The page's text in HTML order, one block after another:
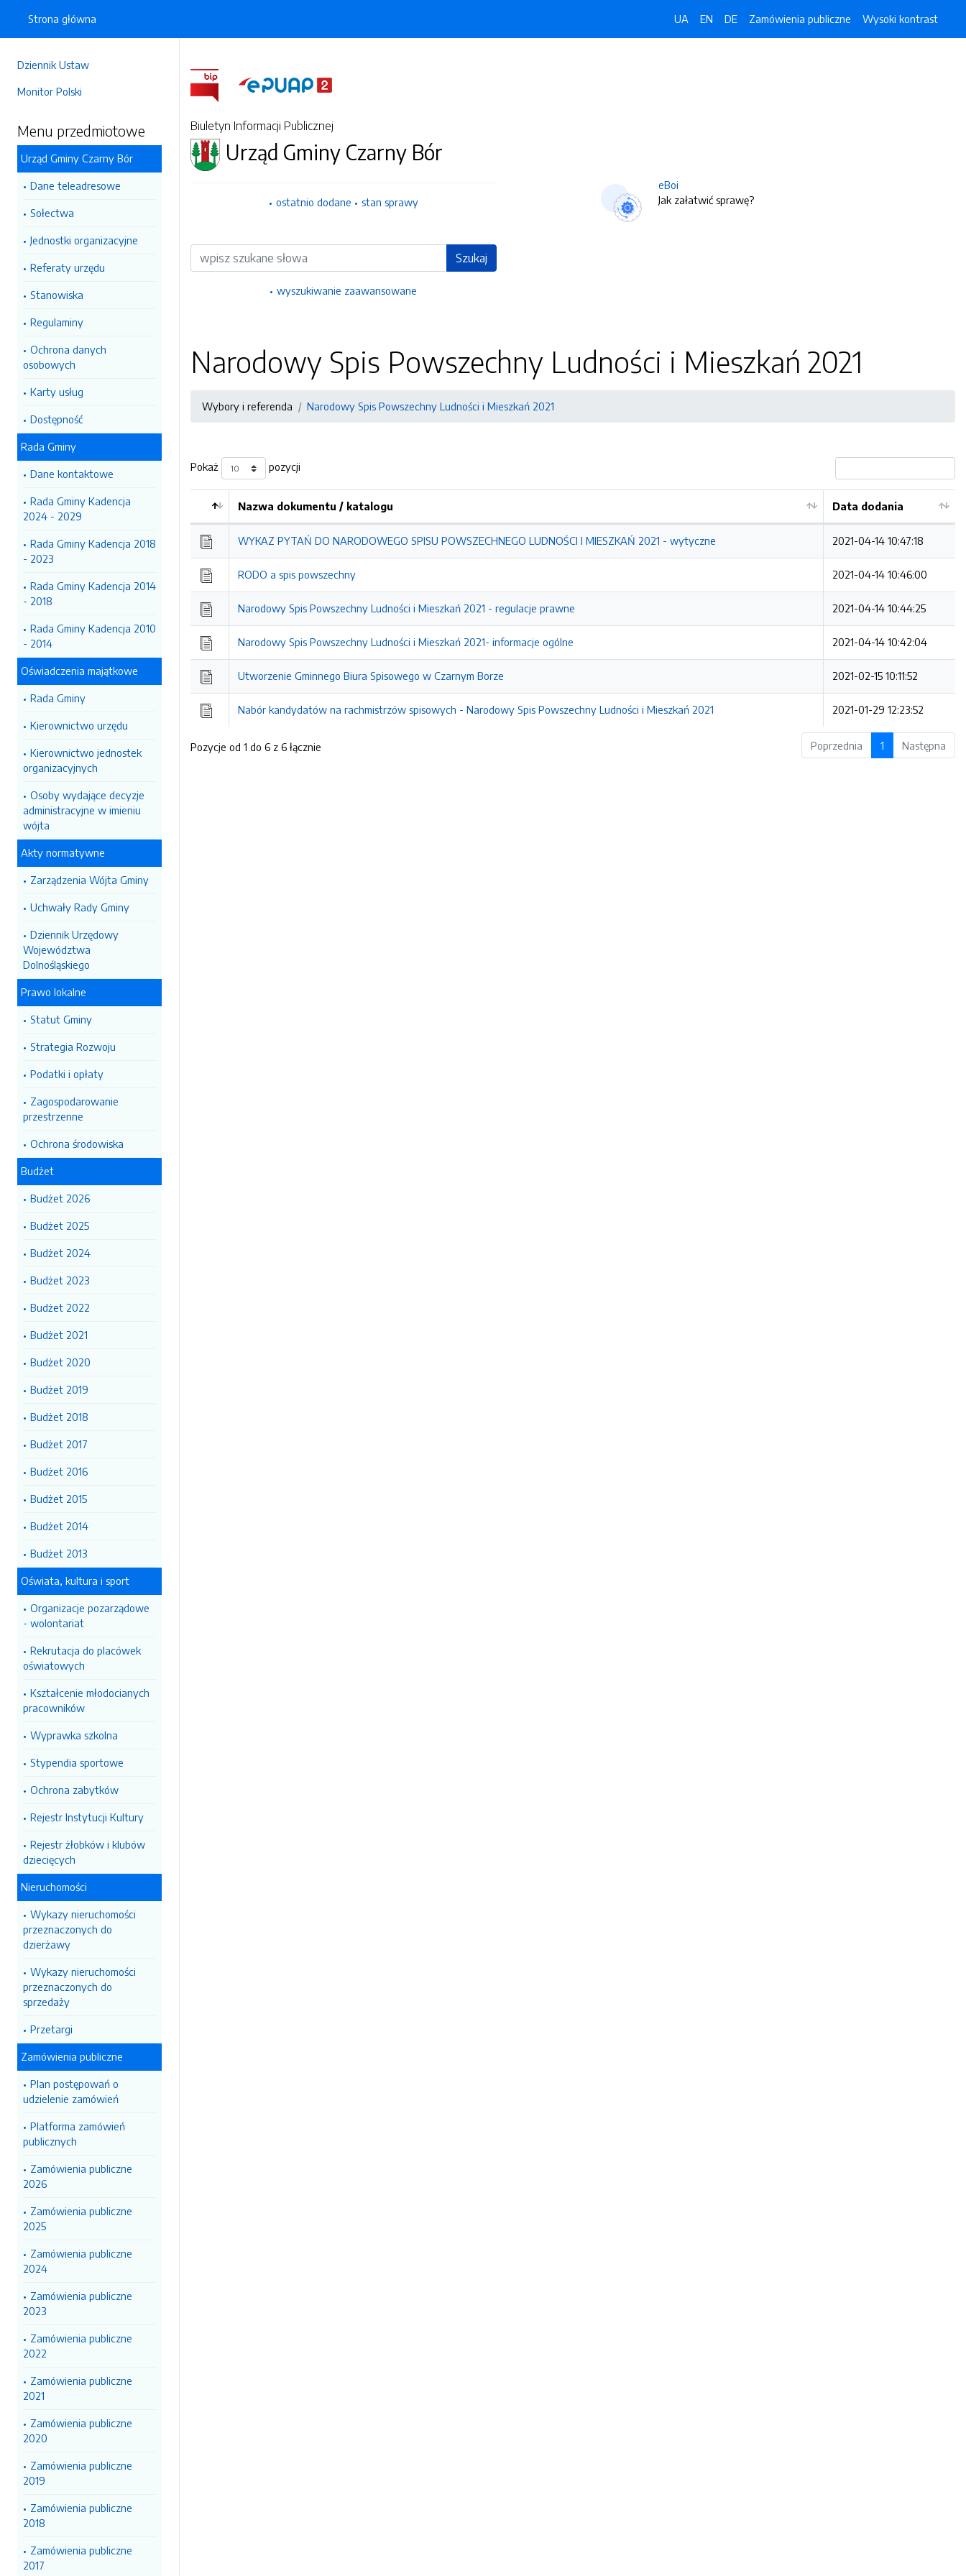
Dziennik Ustaw
Monitor Polski
Menu przedmiotowe
Urząd Gminy Czarny Bór
Dane teleadresowe
Sołectwa
Jednostki organizacyjne
Referaty urzędu
Stanowiska
Regulaminy
Ochrona danych
osobowych
Karty usług
Dostępność
Rada Gminy
Dane kontaktowe
Rada Gminy Kadencja
2024 - 2029
Rada Gminy Kadencja 2018
- 2023
Rada Gminy Kadencja 2014
- 2018
Rada Gminy Kadencja 2010
- 2014
Oświadczenia majątkowe
Rada Gminy
Kierownictwo urzędu
Kierownictwo jednostek
organizacyjnych
Osoby wydające decyzje
administracyjne w imieniu
wójta
Akty normatywne
Zarządzenia Wójta Gminy
Uchwały Rady Gminy
Dziennik Urzędowy
Województwa
Dolnośląskiego
Prawo lokalne
Statut Gminy
Strategia Rozwoju
Podatki i opłaty
Zagospodarowanie
przestrzenne
Ochrona środowiska
Budżet
Budżet 2026
Budżet 2025
Budżet 2024
Budżet 2023
Budżet 2022
Budżet 2021
Budżet 2020
Budżet 2019
Budżet 2018
Budżet 2017
Budżet 2016
Budżet 2015
Budżet 2014
Budżet 2013
Oświata, kultura i sport
Organizacje pozarządowe
- wolontariat
Rekrutacja do placówek
oświatowych
Kształcenie młodocianych
pracowników
Wyprawka szkolna
Stypendia sportowe
Ochrona zabytków
Rejestr Instytucji Kultury
Rejestr żłobków i klubów
dziecięcych
Nieruchomości
Wykazy nieruchomości
przeznaczonych do
dzierżawy
Wykazy nieruchomości
przeznaczonych do
sprzedaży
Przetargi
Zamówienia publiczne
Plan postępowań o
udzielenie zamówień
Platforma zamówień
publicznych
Zamówienia publiczne
2026
Zamówienia publiczne
2025
Zamówienia publiczne
2024
Zamówienia publiczne
2023
Zamówienia publiczne
2022
Zamówienia publiczne
2021
Zamówienia publiczne
2020
Zamówienia publiczne
2019
Zamówienia publiczne
2018
Zamówienia publiczne
2017
Strona główna UA EN DE Zamówienia publiczne Wysoki kontrast
Biuletyn Informacji Publicznej
Urząd Gminy Czarny Bór
ostatnio dodane stan sprawy
Wyszukiwarka Szukaj
wyszukiwanie zaawansowane
eBoi
Jak załatwić sprawę?
Narodowy Spis Powszechny Ludności i Mieszkań 2021
Wybory i referenda Narodowy Spis Powszechny Ludności i Mieszkań 2021
Pokaż pozycji
Kolejność
Nazwa dokumentu / katalogu Data dodania
WYKAZ PYTAŃ DO NARODOWEGO SPISU POWSZECHNEGO LUDNOŚCI I MIESZKAŃ 2021 - wytyczne 2021-04-14 10:47:18
RODO a spis powszechny 2021-04-14 10:46:00
Narodowy Spis Powszechny Ludności i Mieszkań 2021 - regulacje prawne 2021-04-14 10:44:25
Narodowy Spis Powszechny Ludności i Mieszkań 2021- informacje ogólne 2021-04-14 10:42:04
Utworzenie Gminnego Biura Spisowego w Czarnym Borze 2021-02-15 10:11:52
Nabór kandydatów na rachmistrzów spisowych - Narodowy Spis Powszechny Ludności i Mieszkań 2021 2021-01-29 12:23:52
Pozycje od 1 do 6 z 6 łącznie Poprzednia 1 Następna